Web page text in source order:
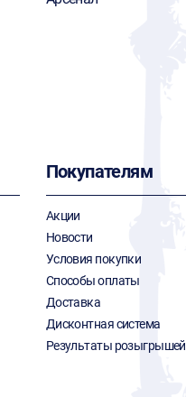
Покупателям
Акции
Новости
Условия покупки
Способы оплаты
Доставка
Дисконтная система
Результаты розыгрышей